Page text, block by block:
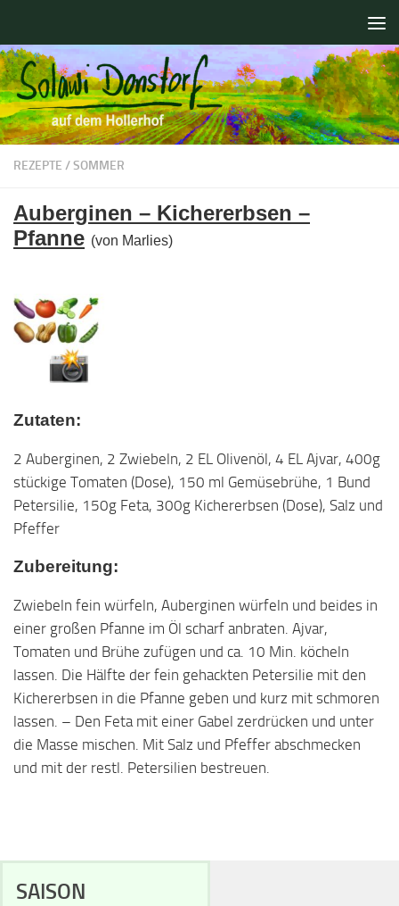
REZEPTE /SOMMER
Auberginen – Kichererbsen –
Pfanne (von Marlies)
Zutaten:
2 Auberginen, 2 Zwiebeln, 2 EL Olivenöl, 4 EL Ajvar, 400g
stückige Tomaten (Dose), 150 ml Gemüsebrühe, 1 Bund
Petersilie, 150g Feta, 300g Kichererbsen (Dose), Salz und
Pfeffer
Zubereitung:
Zwiebeln fein würfeln, Auberginen würfeln und beides in
einer großen Pfanne im Öl scharf anbraten. Ajvar,
Tomaten und Brühe zufügen und ca. 10 Min. köcheln
lassen. Die Hälfte der fein gehackten Petersilie mit den
Kichererbsen in die Pfanne geben und kurz mit schmoren
lassen. – Den Feta mit einer Gabel zerdrücken und unter
die Masse mischen. Mit Salz und Pfeffer abschmecken
und mit der restl. Petersilien bestreuen.
SAISON